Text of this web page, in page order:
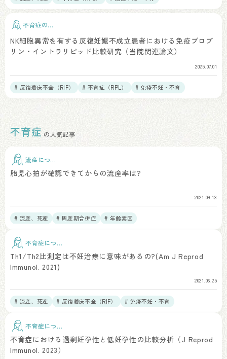
不育症の治
NK細胞異常を有する反復妊娠不成立患者における免疫ブロブ
リン・イントラリピッド比較研究（当院関連論文）
2025.07.01
# 反復着床不全（RIF） # 不育症（RPL） # 免疫不妊・不育
不育症 の人気記事
流産につい
胎児心拍が確認できてからの流産率は?
2021.09.13
# 流産、死産 # 周産期合併症 # 年齢素因
不育症につい
Th1/Th2比測定は不妊治療に意味があるの?(Am J Reprod
Immunol. 2021)
2021.06.25
# 流産、死産 # 反復着床不全（RIF） # 免疫不妊・不育
不育症につい
て
不育症における過剰妊孕性と低妊孕性の比較分析（J Reprod
Immunol. 2023）